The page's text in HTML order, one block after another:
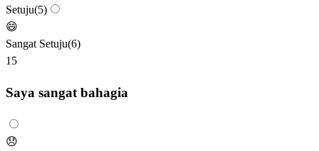
Setuju(5)
😄
Sangat Setuju(6)
15
Saya sangat bahagia
😞